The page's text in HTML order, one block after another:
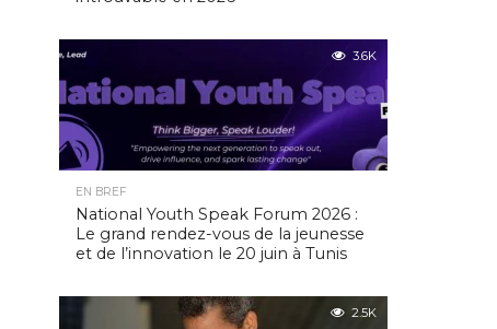
3.6K
EN BREF
National Youth Speak Forum 2026 :
Le grand rendez-vous de la jeunesse
et de l’innovation le 20 juin à Tunis
2.5K